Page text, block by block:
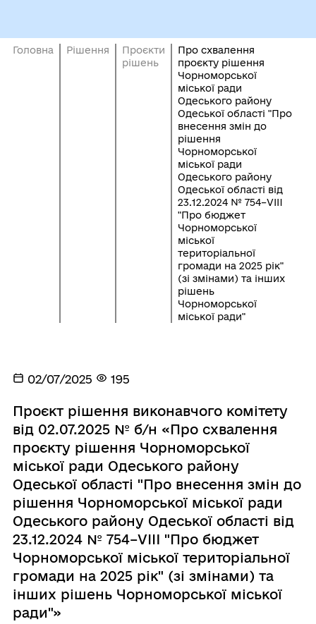
Головна Рішення
Проєкти
рішень
Про схвалення
проєкту рішення
Чорноморської
міської ради
Одеського району
Одеської області "Про
внесення змін до
рішення
Чорноморської
міської ради
Одеського району
Одеської області від
23.12.2024 № 754–VІII
"Про бюджет
Чорноморської
міської
територіальної
громади на 2025 рік"
(зі змінами) та інших
рішень
Чорноморської
міської ради"
02/07/2025 195
Проєкт рішення виконавчого комітету
від 02.07.2025 № б/н «Про схвалення
проєкту рішення Чорноморської
міської ради Одеського району
Одеської області "Про внесення змін до
рішення Чорноморської міської ради
Одеського району Одеської області від
23.12.2024 № 754–VІII "Про бюджет
Чорноморської міської територіальної
громади на 2025 рік" (зі змінами) та
інших рішень Чорноморської міської
ради"»